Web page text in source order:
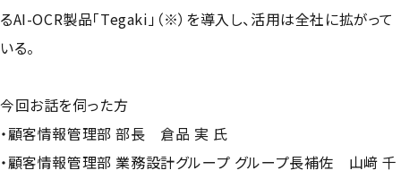
るAI-OCR製品「Tegaki」（※）を導入し、活用は全社に拡がって
いる。
今回お話を伺った方
・顧客情報管理部 部長 倉品 実 氏
・顧客情報管理部 業務設計グループ グループ長補佐 山﨑 千